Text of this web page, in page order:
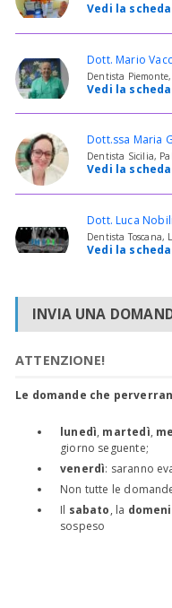
Vedi la scheda
Dott. Mario
Dentista
Vedi la scheda
Dott.ssa Maria
Dentista Sicilia,
Vedi la scheda
Dott. Luca Nobili
Dentista Toscana,
Vedi la scheda
INVIA UNA
ATTENZIONE!
Le domande che
lunedì, martedì,
giorno seguente;
venerdì: saranno
Non tutte le
Il sabato, la
sospeso